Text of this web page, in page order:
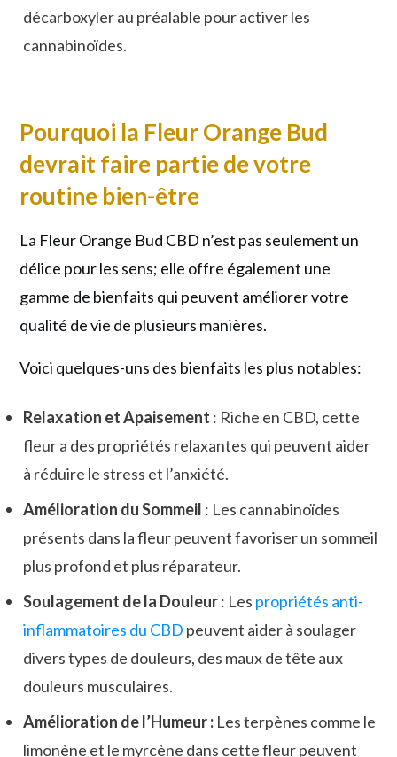
décarboxyler au préalable pour activer les
cannabinoïdes.
Pourquoi la Fleur Orange Bud
devrait faire partie de votre
routine bien-être
La Fleur Orange Bud CBD n’est pas seulement un
délice pour les sens; elle offre également une
gamme de bienfaits qui peuvent améliorer votre
qualité de vie de plusieurs manières.
Voici quelques-uns des bienfaits les plus notables:
Relaxation et Apaisement : Riche en CBD, cette
fleur a des propriétés relaxantes qui peuvent aider
à réduire le stress et l’anxiété.
Amélioration du Sommeil : Les cannabinoïdes
présents dans la fleur peuvent favoriser un sommeil
plus profond et plus réparateur.
Soulagement de la Douleur: Les propriétés anti-
inflammatoires du CBD peuvent aider à soulager
divers types de douleurs, des maux de tête aux
douleurs musculaires.
Amélioration de l’Humeur : Les terpènes comme le
limonène et le myrcène dans cette fleur peuvent